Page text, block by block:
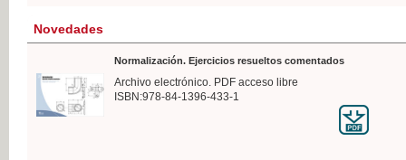
Novedades
Normalización. Ejercicios resueltos comentados
Archivo electrónico. PDF acceso libre
ISBN:978-84-1396-433-1